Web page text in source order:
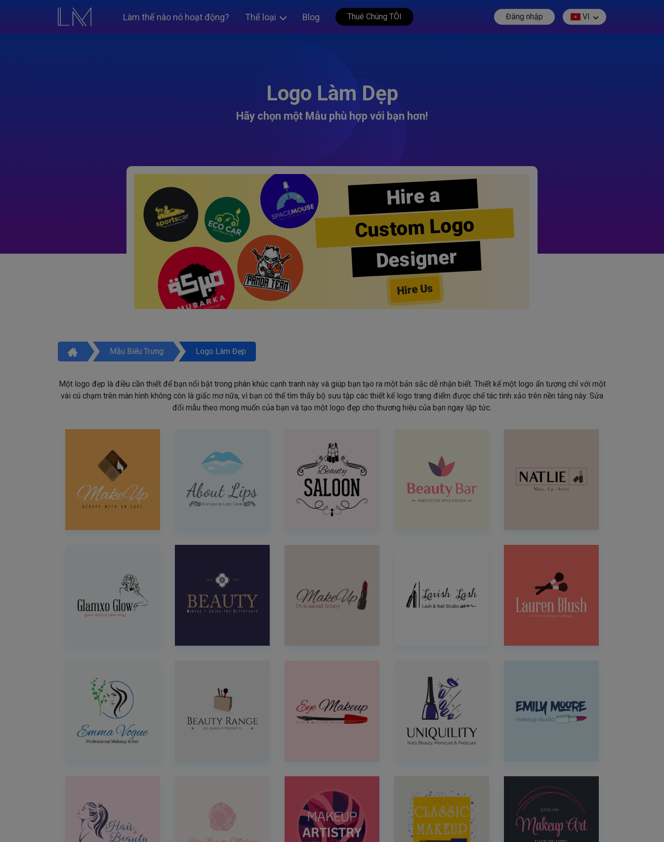
Làm thế nào nó hoạt động? Thể loại Blog Thuê Chúng TÔI Đăng nhập VI
Logo Làm Dẹp
Hãy chọn một Mẫu phù hợp với bạn hơn!
Hire a
Custom Logo
Designer
Hire Us
Mẫu Biểu Trưng Logo Làm Đẹp
Một logo đẹp là điều cần thiết để bạn nổi bật trong phân khúc cạnh tranh này và giúp bạn tạo ra một bản sắc dễ nhận biết. Thiết kế một logo ấn tượng chỉ với một
vài cú chạm trên màn hình không còn là giấc mơ nữa, vì bạn có thể tìm thấy bộ sưu tập các thiết kế logo trang điểm được chế tác tinh xảo trên nền tảng này. Sửa
đổi mẫu theo mong muốn của bạn và tạo một logo đẹp cho thương hiệu của bạn ngay lập tức.